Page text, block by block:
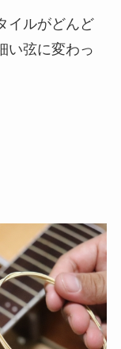
イルがどんど
い弦に変わっ